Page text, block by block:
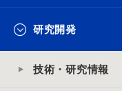
研究開発
技術・研究情報